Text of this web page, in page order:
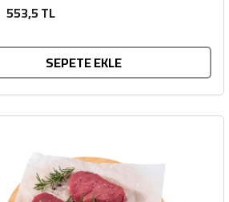
553,5 TL
SEPETE EKLE